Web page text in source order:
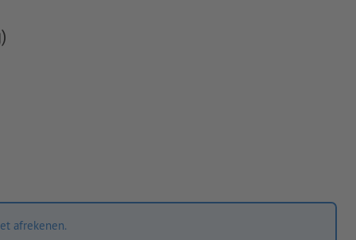
afrekenen.